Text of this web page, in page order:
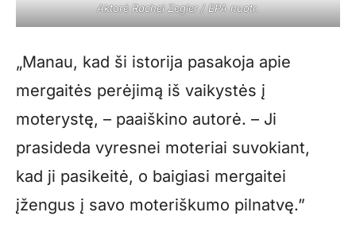
Aktorė Rachel Zegler / EPA nuotr.
„Manau, kad ši istorija pasakoja apie
mergaitės perėjimą iš vaikystės į
moterystę, – paaiškino autorė. – Ji
prasideda vyresnei moteriai suvokiant,
kad ji pasikeitė, o baigiasi mergaitei
įžengus į savo moteriškumo pilnatvę.”